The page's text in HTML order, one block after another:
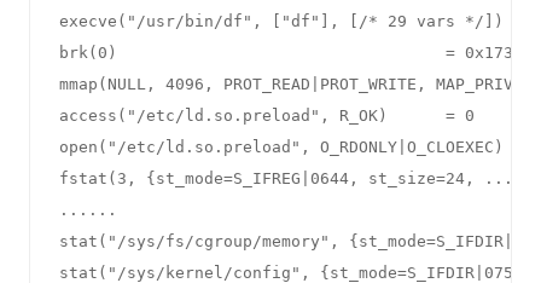
execve("/usr/bin/df", ["df"], [/* 29 vars */]) = 0
brk(0)                                  =
mmap(NULL, 4096, PROT_READ|PROT_WRITE,
access("/etc/ld.so.preload", R_OK)      = 0
open("/etc/ld.so.preload", O_RDONLY|O_CLOEXEC) = 3
fstat(3, {st_mode=S_IFREG|0644, st_size=24, ...})
......
stat("/sys/fs/cgroup/memory",
stat("/sys/kernel/config",